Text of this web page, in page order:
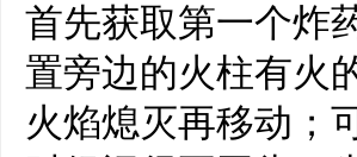
首先获取第一个炸
置旁边的火柱有火
火焰熄灭再移动；